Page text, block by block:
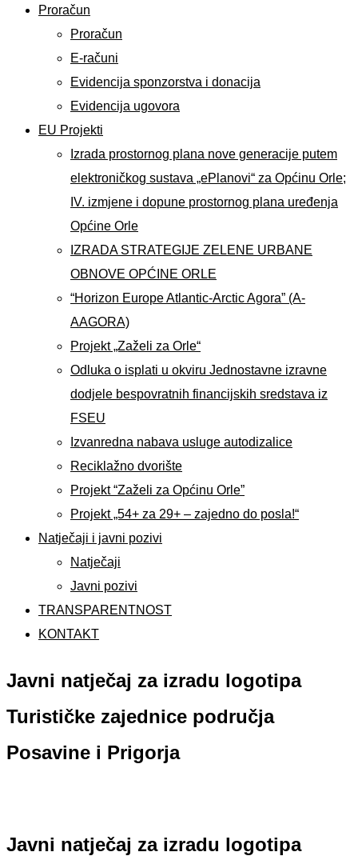
Proračun
Proračun
E-računi
Evidencija sponzorstva i donacija
Evidencija ugovora
EU Projekti
Izrada prostornog plana nove generacije putem
elektroničkog sustava „ePlanovi“ za Općinu Orle;
IV. izmjene i dopune prostornog plana uređenja
Općine Orle
IZRADA STRATEGIJE ZELENE URBANE
OBNOVE OPĆINE ORLE
“Horizon Europe Atlantic-Arctic Agora” (A-
AAGORA)
Projekt „Zaželi za Orle“
Odluka o isplati u okviru Jednostavne izravne
dodjele bespovratnih financijskih sredstava iz
FSEU
Izvanredna nabava usluge autodizalice
Reciklažno dvorište
Projekt “Zaželi za Općinu Orle”
Projekt „54+ za 29+ – zajedno do posla!“
Natječaji i javni pozivi
Natječaji
Javni pozivi
TRANSPARENTNOST
KONTAKT
Javni natječaj za izradu logotipa
Turističke zajednice područja
Posavine i Prigorja
Javni natječaj za izradu logotipa